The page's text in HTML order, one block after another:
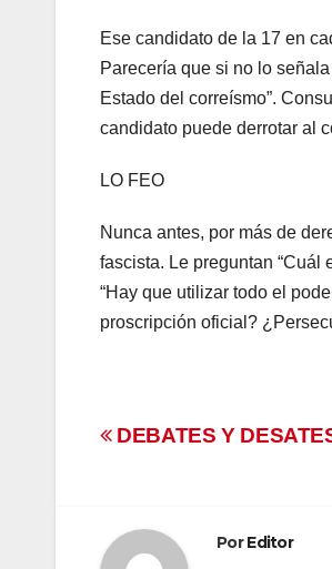
Ese candidato de la 17 en
Parecería que si no lo
Estado del correísmo”.
candidato puede derrotar al
LO FEO
Nunca antes, por más de
fascista. Le preguntan “Cuál
“Hay que utilizar todo el
proscripción oficial?
Navegación
entradas
DEBATES Y
PorEditor